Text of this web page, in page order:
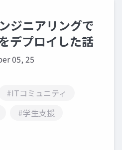
ジニアリングで
デプロイした話
05, 25
#ITコミュニティ
#学生支援